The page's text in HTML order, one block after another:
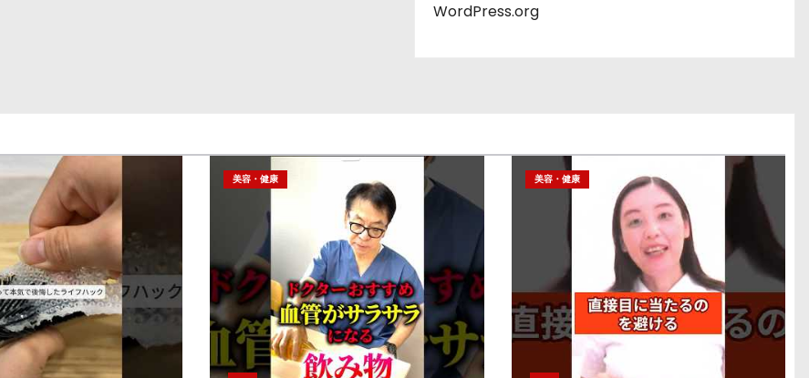
WordPress.org
美容・健康 美容・健康